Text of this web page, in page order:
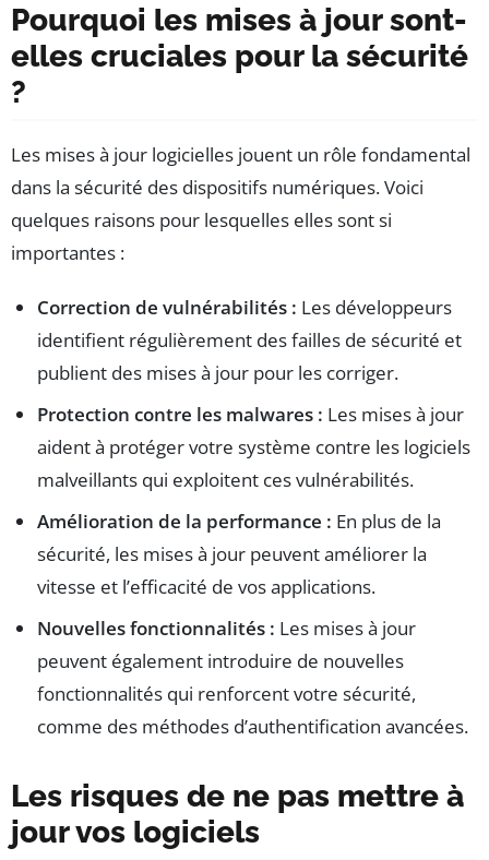
Pourquoi les mises à jour sont-
elles cruciales pour la sécurité
?
Les mises à jour logicielles jouent un rôle fondamental
dans la sécurité des dispositifs numériques. Voici
quelques raisons pour lesquelles elles sont si
importantes :
Correction de vulnérabilités : Les développeurs
identifient régulièrement des failles de sécurité et
publient des mises à jour pour les corriger.
Protection contre les malwares : Les mises à jour
aident à protéger votre système contre les logiciels
malveillants qui exploitent ces vulnérabilités.
Amélioration de la performance : En plus de la
sécurité, les mises à jour peuvent améliorer la
vitesse et l’efficacité de vos applications.
Nouvelles fonctionnalités : Les mises à jour
peuvent également introduire de nouvelles
fonctionnalités qui renforcent votre sécurité,
comme des méthodes d’authentification avancées.
Les risques de ne pas mettre à
jour vos logiciels